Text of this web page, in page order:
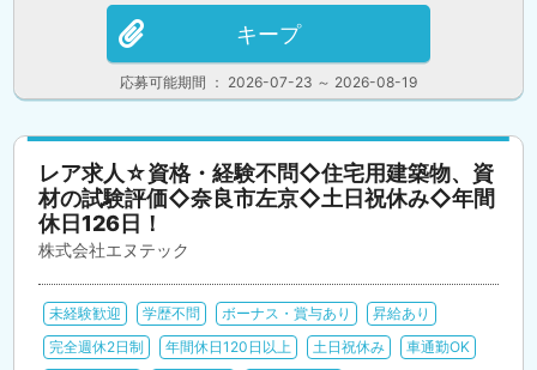
応募可能期間 ： 2026-07-23 ～ 2026-08-19
キープ
レア求人☆資格・経験不問◇住宅用建築物、資
材の試験評価◇奈良市左京◇土日祝休み◇年間
休日126日！
株式会社エヌテック
未経験歓迎 学歴不問 ボーナス・賞与あり
昇給あり
完全週休2日制
年間休日120日以上 土日祝休み
車通勤OK